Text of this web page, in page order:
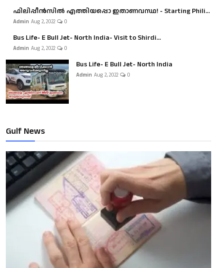
ഫിലിപ്പീൻസിൽ എത്തിയപ്പൊ ഇതാണവസ്ഥ! - Starting Phili...
Admin Aug 2, 2022 0
Bus Life- E Bull Jet- North India- Visit to Shirdi...
Admin Aug 2, 2022 0
Bus Life- E Bull Jet- North India
Admin Aug 2, 2022 0
Gulf News